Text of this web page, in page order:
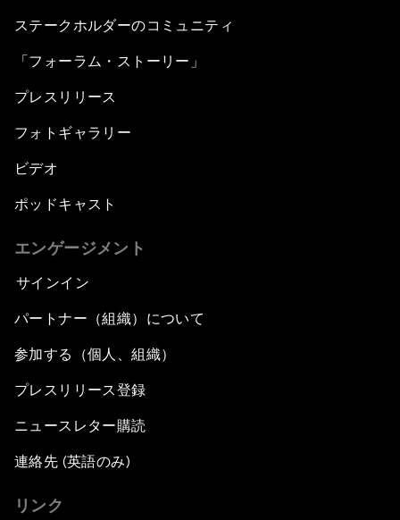
ステークホルダーのコミュニティ
「フォーラム・ストーリー」
プレスリリース
フォトギャラリー
ビデオ
ポッドキャスト
エンゲージメント
サインイン
パートナー（組織）について
参加する（個人、組織）
プレスリリース登録
ニュースレター購読
連絡先 (英語のみ)
リンク